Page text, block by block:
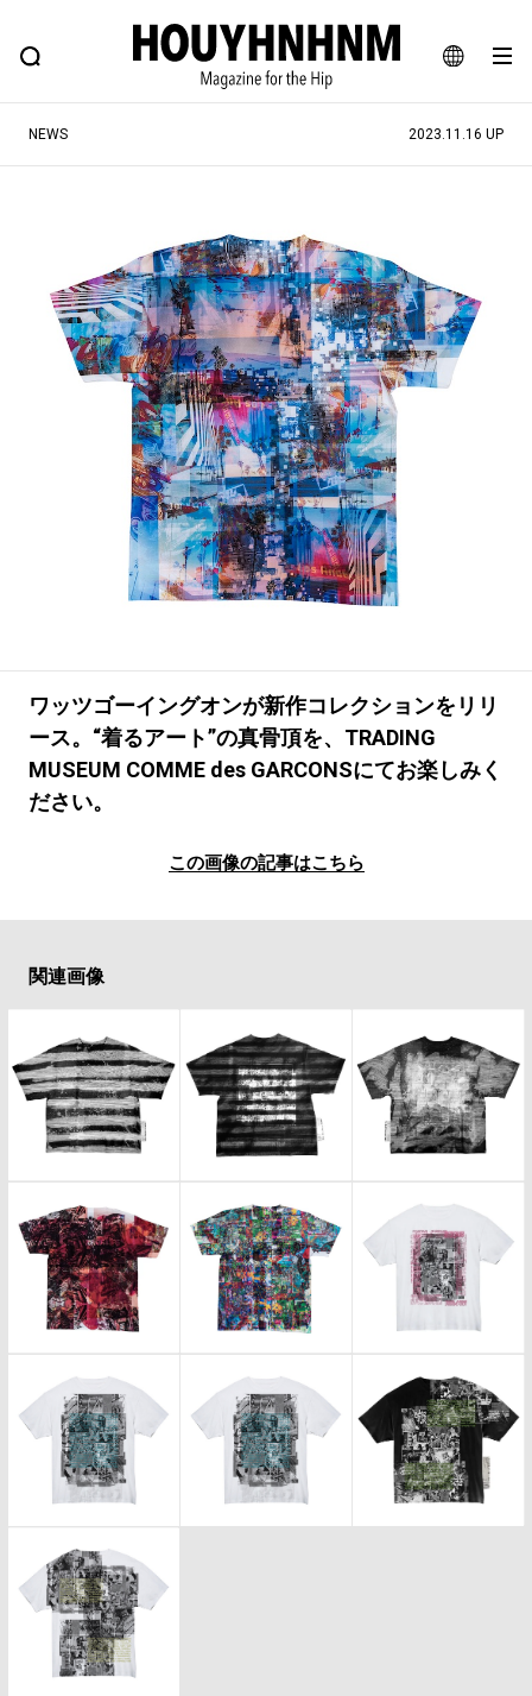
JA
EN
FEATURE BLOG SNAP
ヒップなファッション、カルチャー、ライフスタイルWEBマガジン
#SHOPPING ADDICT #憧れの逸品
#ESSENTIAL DESIGNS #古着サミット
#NEW VINTAGE #マイナーグッド図鑑
#路地裏てぃーん。 #MONTHLY JOURNAL
#GH 銘品の所以 #フイナムのYouTube
#Commune H #FOCUS IT #AH.H
#ととけん #FASHION #MUSIC #MOVIE
#LIFESTYLE #SNEAKER #OUTDOOR
#SPORTS #HANDSOME HANDBOOK
NEWS 2023.11.16 UP
ワッツゴーイングオンが新作コレクションをリリ
ース。“着るアート”の真骨頂を、TRADING
MUSEUM COMME des GARCONSにてお楽しみく
ださい。
この画像の記事はこちら
関連画像